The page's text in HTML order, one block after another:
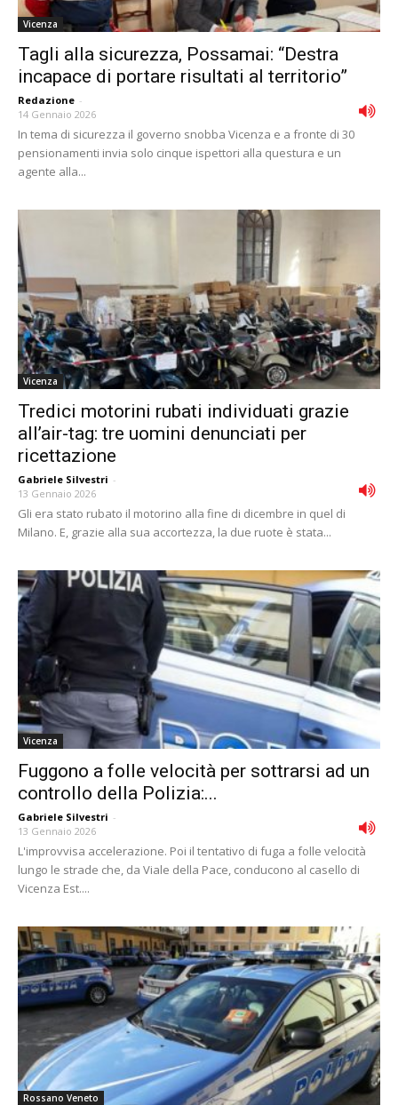
Vicenza
Tagli alla sicurezza, Possamai: “Destra
incapace di portare risultati al territorio”
Redazione -
14 Gennaio 2026
In tema di sicurezza il governo snobba Vicenza e a fronte di 30
pensionamenti invia solo cinque ispettori alla questura e un
agente alla...
Vicenza
Tredici motorini rubati individuati grazie
all’air-tag: tre uomini denunciati per
ricettazione
Gabriele Silvestri -
13 Gennaio 2026
Gli era stato rubato il motorino alla fine di dicembre in quel di
Milano. E, grazie alla sua accortezza, la due ruote è stata...
Vicenza
Fuggono a folle velocità per sottrarsi ad un
controllo della Polizia:...
Gabriele Silvestri -
13 Gennaio 2026
L'improvvisa accelerazione. Poi il tentativo di fuga a folle velocità
lungo le strade che, da Viale della Pace, conducono al casello di
Vicenza Est....
Rossano Veneto